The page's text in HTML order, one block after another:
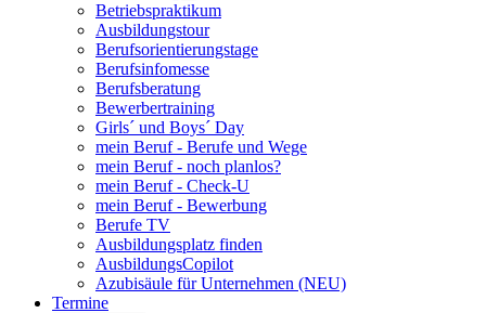
Betriebspraktikum
Ausbildungstour
Berufsorientierungstage
Berufsinfomesse
Berufsberatung
Bewerbertraining
Girls´ und Boys´ Day
mein Beruf - Berufe und Wege
mein Beruf - noch planlos?
mein Beruf - Check-U
mein Beruf - Bewerbung
Berufe TV
Ausbildungsplatz finden
AusbildungsCopilot
Azubisäule für Unternehmen (NEU)
Termine